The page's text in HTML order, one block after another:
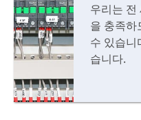
우리는 전
을 충족하
수 있습니
습니다.